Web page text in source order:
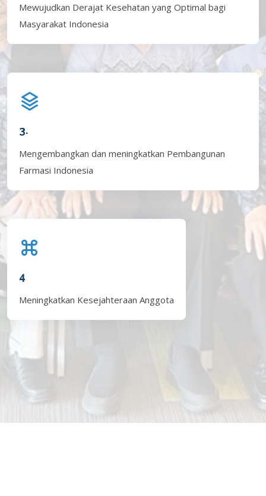
Mewujudkan Derajat Kesehatan yang Optimal bagi
Masyarakat Indonesia
3.
Mengembangkan dan meningkatkan Pembangunan
Farmasi Indonesia
4
Meningkatkan Kesejahteraan Anggota